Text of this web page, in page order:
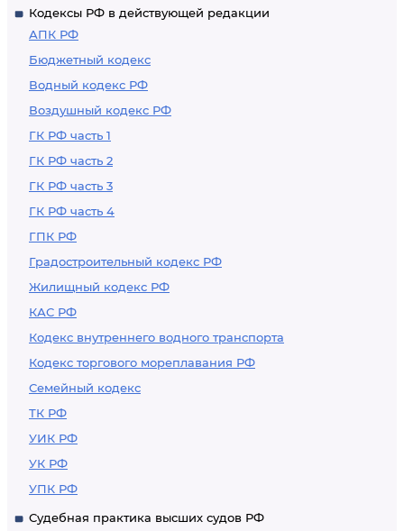
Кодексы РФ в действующей редакции
АПК РФ
Бюджетный кодекс
Водный кодекс РФ
Воздушный кодекс РФ
ГК РФ часть 1
ГК РФ часть 2
ГК РФ часть 3
ГК РФ часть 4
ГПК РФ
Градостроительный кодекс РФ
Жилищный кодекс РФ
КАС РФ
Кодекс внутреннего водного транспорта
Кодекс торгового мореплавания РФ
Семейный кодекс
ТК РФ
УИК РФ
УК РФ
УПК РФ
Судебная практика высших судов РФ